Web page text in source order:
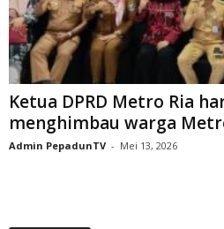
Ketua DPRD Metro Ria
menghimbau warga
Admin PepadunTV - Mei 13, 2026